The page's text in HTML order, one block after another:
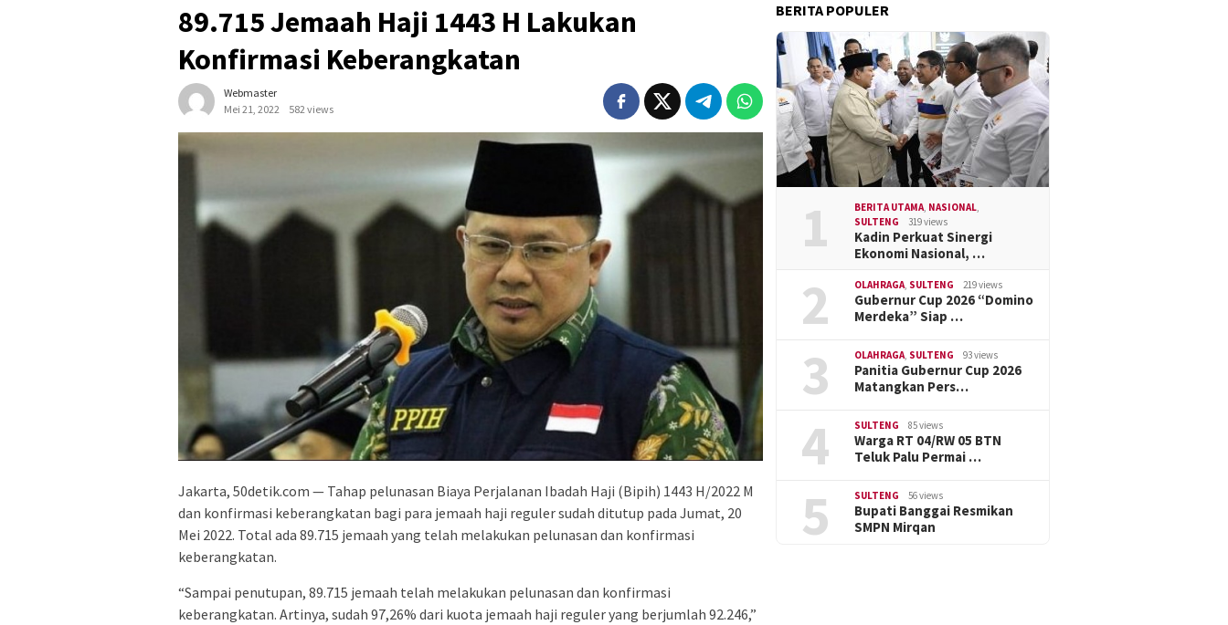
89.715 Jemaah Haji 1443 H Lakukan
Konfirmasi Keberangkatan
Webmaster
Mei 21, 2022
582 views
Jakarta, 50detik.com — Tahap pelunasan Biaya Perjalanan Ibadah Haji (Bipih) 1443 H/2022 M
dan konfirmasi keberangkatan bagi para jemaah haji reguler sudah ditutup pada Jumat, 20
Mei 2022. Total ada 89.715 jemaah yang telah melakukan pelunasan dan konfirmasi
keberangkatan.
“Sampai penutupan, 89.715 jemaah telah melakukan pelunasan dan konfirmasi
keberangkatan. Artinya, sudah 97,26% dari kuota jemaah haji reguler yang berjumlah 92.246,”
BERITA POPULER
1 BERITA UTAMA NASIONAL
SULTENG
319 views
Kadin Perkuat Sinergi
Ekonomi Nasional, …
2 OLAHRAGA SULTENG 219 views
Gubernur Cup 2026 “Domino
Merdeka” Siap …
3 OLAHRAGA SULTENG 93 views
Panitia Gubernur Cup 2026
Matangkan Pers…
4 SULTENG 85 views
Warga RT 04/RW 05 BTN
Teluk Palu Permai …
5 SULTENG 56 views
Bupati Banggai Resmikan
SMPN Mirqan